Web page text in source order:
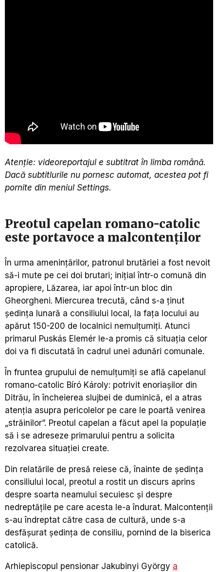
Atenţie: videoreportajul e subtitrat în limba română.
Dacă subtitlurile nu pornesc automat, acestea pot fi
pornite din meniul Settings.
Preotul capelan romano-catolic
este portavoce a malcontenţilor
În urma ameninţărilor, patronul brutăriei a fost nevoit
să-i mute pe cei doi brutari; iniţial într-o comună din
apropiere, Lăzarea, iar apoi într-un bloc din
Gheorgheni. Miercurea trecută, când s-a ţinut
şedinţa lunară a consiliului local, la faţa locului au
apărut 150-200 de localnici nemulţumiţi. Atunci
primarul Puskás Elemér le-a promis că situaţia celor
doi va fi discutată în cadrul unei adunări comunale.
În fruntea grupului de nemulţumiţi se află capelanul
romano-catolic Bíró Károly: potrivit enoriaşilor din
Ditrău, în încheierea slujbei de duminică, el a atras
atenţia asupra pericolelor pe care le poartă venirea
„străinilor”. Preotul capelan a făcut apel la populaţie
să i se adreseze primarului pentru a solicita
rezolvarea situaţiei create.
Din relatările de presă reiese că, înainte de şedinţa
consiliului local, preotul a rostit un discurs aprins
despre soarta neamului secuiesc şi despre
nedreptăţile pe care acesta le-a îndurat. Malcontenţii
s-au îndreptat către casa de cultură, unde s-a
desfăşurat şedinţa de consiliu, pornind de la biserica
catolică.
Arhiepiscopul pensionar Jakubinyi György a